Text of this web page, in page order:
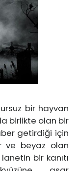
bir hayvan
birlikte olan bir
getirdiği için
ve beyaz olan
bir kanıtı